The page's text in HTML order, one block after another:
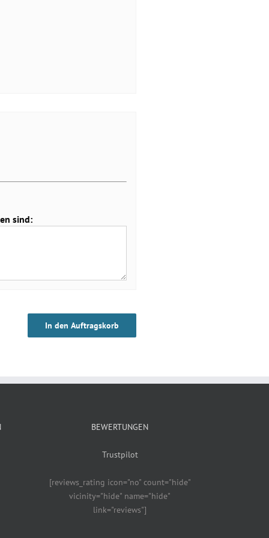
sind:
In den Auftragskorb
BEWERTUNGEN
Trustpilot
[reviews_rating icon="no" count="hide"
vicinity="hide" name="hide"
link="reviews"]